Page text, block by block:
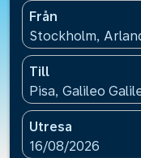
Från
Stockholm,
Till
Pisa, Galileo
Utresa
fc-booking-
16/08/2026